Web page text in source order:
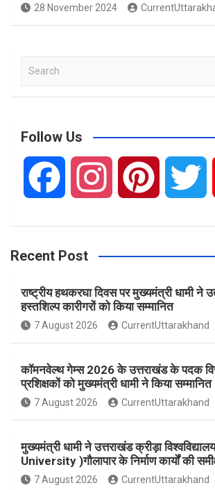
28 November 2024
a
c
Follow Us
c
e
b
o
k
s
t
a
g
a
n
t
e
r
s
i
t
e
Recent Post
राष्ट्रीय हथकरघा दिवस पर मुख्यमंत्री धामी ने
हस्तशिल्प कारीगरों को किया सम्मानित
7 August 2026 CurrentUttarakhand
कॉमनवेल्थ गेम्स 2026 के उत्तराखंड के पदक
प्रशिक्षकों को मुख्यमंत्री धामी ने किया सम्मानित
7 August 2026 CurrentUttarakhand
मुख्यमंत्री धामी ने उत्तराखंड क्रीड़ा
University )गौलापार के निर्माण कार्यों की
7 August 2026 CurrentUttarakhand